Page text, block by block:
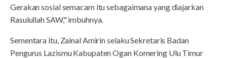
Gerakan sosial semacam itu sebagaimana yang diajarkan
Rasulullah SAW," imbuhnya.
Sementara itu, Zainal Amirin selaku Sekretaris Badan
Pengurus Lazismu Kabupaten Ogan Komering Ulu Timur